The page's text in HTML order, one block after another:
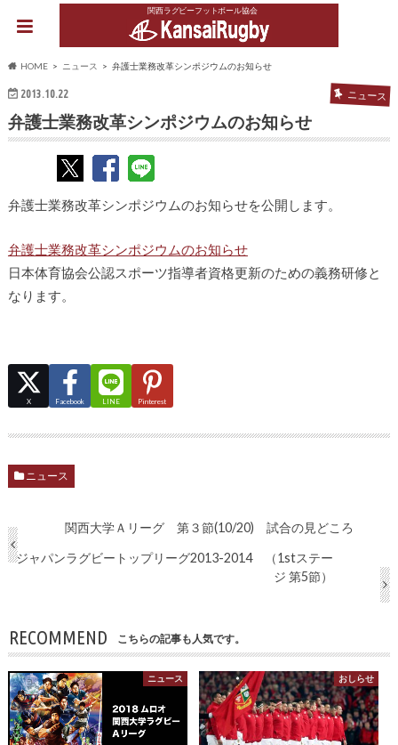
関西ラグビーフットボール協会
HOME ニュース 弁護士業務改革シンポジウムのお知らせ
2013.10.22 ニュース
弁護士業務改革シンポジウムのお知らせ
弁護士業務改革シンポジウムのお知らせを公開します。
弁護士業務改革シンポジウムのお知らせ
日本体育協会公認スポーツ指導者資格更新のための義務研修と
なります。
X Facebook LINE Pinterest
ニュース
関西大学Ａリーグ 第３節(10/20) 試合の見どころ
ジャパンラグビートップリーグ2013-2014 （1stステー
ジ 第5節）
RECOMMEND こちらの記事も人気です。
ニュース おしらせ